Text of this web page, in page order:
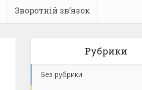
Зворотній зв’язок
Рубрики
Без рубрики